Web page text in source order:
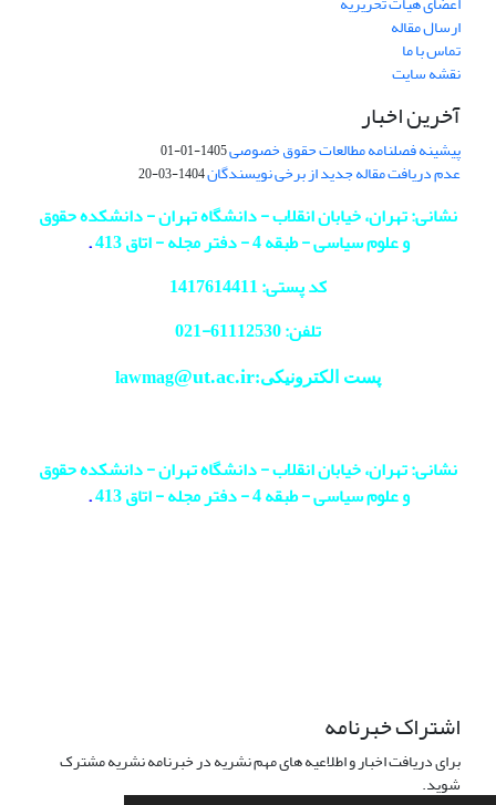
ارسال مقاله
تماس با ما
نقشه سایت
آخرین اخبار
پیشینه فصلنامه مطالعات حقوق خصوصی1405-01-01
عدم دریافت مقاله جدید از برخی نویسندگان1404-03-20
نشانی: تهران، خیابان انقلاب - دانشگاه تهران - دانشکده حقوق
و علوم سیاسی - طبقه 4 - دفتر مجله - اتاق 413
.
کد پستی: 1417614411
تلفن: 61112530-
021
پست الکترونیکی:lawmag@ut.ac.ir
نشانی: تهران، خیابان انقلاب - دانشگاه تهران - دانشکده حقوق
و علوم سیاسی - طبقه 4 - دفتر مجله - اتاق 413
.
اشتراک خبرنامه
برای دریافت اخبار و اطلاعیه های مهم نشریه در خبرنامه نشریه مشترک
شوید.